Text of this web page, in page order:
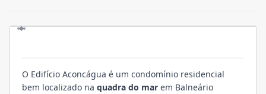
O Edifício Aconcágua é um condomínio residencial
bem localizado na quadra do mar em Balneário